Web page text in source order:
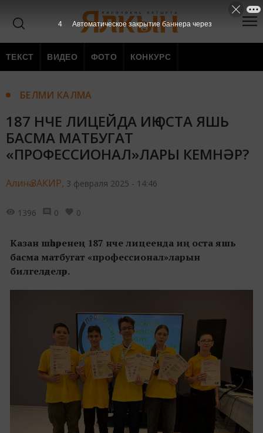
ТЕКСТ ВИДЕО ФОТО КОНКУРС
БЕЛМИ КАЛМА
187 НЧЕ ЛИЦЕЙДА ИҢ ОСТА ЯШЬ
БАСМА МАТБУГАТ
«ПРОФЕССИОНАЛ»ЛАРЫ КЕМНӘР?
Алинә ЗАКИР, 3 февраля 2025 - 14:46
1396 0 0
Казан шәһәренең 187 нче лицеенда иң оста яшь
басма матбугат «профессионал»ларын
билгеләделәр.
3 Автоматическое закрытие баннера через